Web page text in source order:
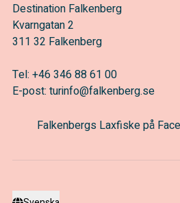
Destination Falkenberg
Kvarngatan 2
311 32 Falkenberg
Tel: +46 346 88 61 00
E-post: turinfo@falkenberg.se
Falkenbergs Laxfiske på